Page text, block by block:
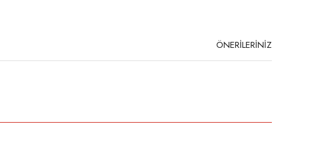
ÖNERİLERİNİZ